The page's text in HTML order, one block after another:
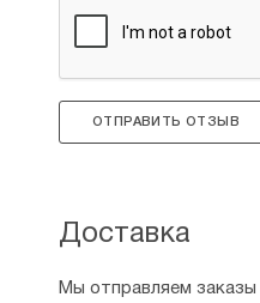
ОТПРАВИТЬ ОТЗЫВ
Доставка
Мы отправляем